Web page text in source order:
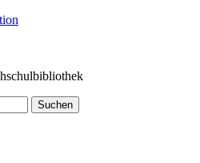
Suchen